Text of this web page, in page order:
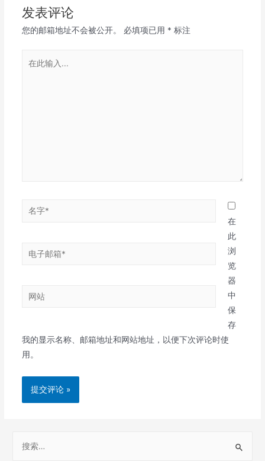
发表评论
您的邮箱地址不会被公开。 必填项已用 * 标注
电
箱
网
在
此
浏
览
器
中
保
存
我的显示名称、邮箱地址和网站地址，以便下次评论时使
用。